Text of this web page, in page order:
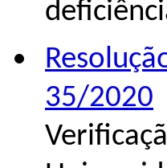
35/2020